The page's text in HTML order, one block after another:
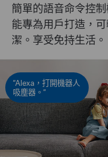
簡單的語音命令控
能專為用戶打造，
潔。享受免持生活。
“Alexa，打開機器人
吸塵器。”